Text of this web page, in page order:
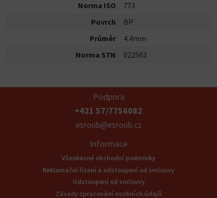
Norma ISO
773
Povrch
BP
Průměr
4.4mm
Norma STN
022562
Podpora
+421 57/7756082
esroub@esroub.cz
Informace
Všeobecné obchodní podmínky
Reklamační řízení a odstoupení od smlouvy
Odstoupení od smlouvy
Zásady zpracování osobních údajů